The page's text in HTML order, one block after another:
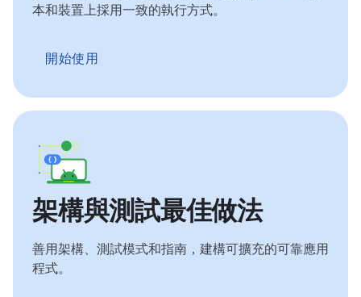
本和裝置上採用一致的執行方式。
開始使用
架構與測試最佳做法
善用架構、測試模式和指南，建構可擴充的可靠應用
程式。